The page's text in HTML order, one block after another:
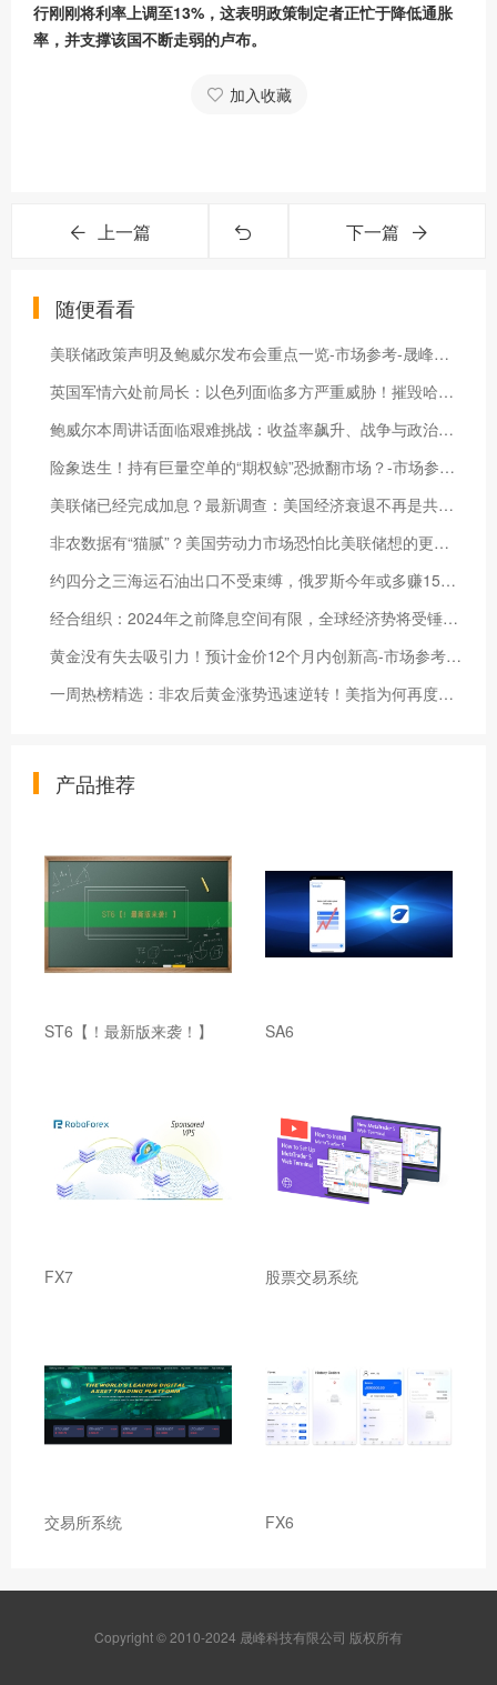
行刚刚将利率上调至13%，这表明政策制定者正忙于降低通胀
率，并支撑该国不断走弱的卢布。
加入收藏
上一篇 下一篇
随便看看
美联储政策声明及鲍威尔发布会重点一览-市场参考-晟峰数据
英国军情六处前局长：以色列面临多方严重威胁！摧毁哈马斯遥不可及-市场参考-晟峰科技数据
鲍威尔本周讲话面临艰难挑战：收益率飙升、战争与政治僵局-市场参考-晟峰科技数据
险象迭生！持有巨量空单的“期权鲸”恐掀翻市场？-市场参考-晟峰科技数据
美联储已经完成加息？最新调查：美国经济衰退不再是共识-市场参考-晟峰科技数据
非农数据有“猫腻”？美国劳动力市场恐怕比美联储想的更弱！-市场参考-晟峰数据
约四分之三海运石油出口不受束缚，俄罗斯今年或多赚150亿美元！-市场参考-晟峰科技数据
经合组织：2024年之前降息空间有限，全球经济势将受锤！-市场参考-晟峰科技数据
黄金没有失去吸引力！预计金价12个月内创新高-市场参考-晟峰科技数据
一周热榜精选：非农后黄金涨势迅速逆转！美指为何再度冲高？-市场参考-晟峰科技数据
产品推荐
ST6【！最新版来袭！】 SA6
FX7 股票交易系统
交易所系统 FX6
Copyright © 2010-2024 晟峰科技有限公司 版权所有